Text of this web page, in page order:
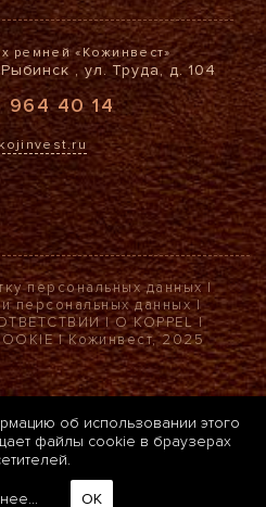
ремней «Кожинвест»
, ул. Труда, д. 104
964 40 14
персональных данных|
персональных данных|
|О KOPPEL|
| Кожинвест, 2025
об использовании этого
файлы cookie в браузерах
ОК